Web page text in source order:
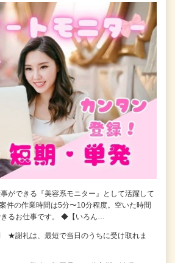
ができる『美容系モニター』として活躍して
件の作業時間は5分〜10分程度。空いた時間
るお仕事です。 ◆【いろん…
★謝礼は、最短で当日のうちに受け取れま